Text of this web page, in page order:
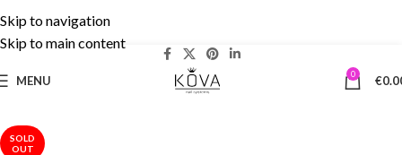
Skip to navigation
Skip to main content
MENU 0 €
SOLD
OUT
Δωρεάν Μεταφορικά άνω των 50€ | 5% cashback!